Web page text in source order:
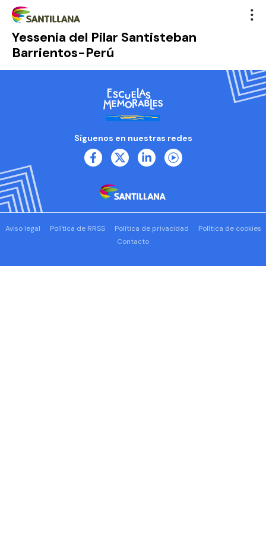
Yessenia del Pilar Santisteban
Barrientos-Perú
Síguenos en nuestras redes
Aviso legal Política de RRSS Política de privacidad
Política de cookies
Contacto